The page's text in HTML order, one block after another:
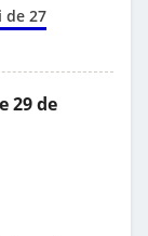
de 27
29 de